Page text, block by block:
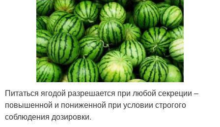
Питаться ягодой разрешается при любой секреции –
повышенной и пониженной при условии строгого
соблюдения дозировки.